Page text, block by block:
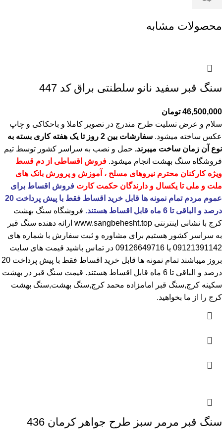
محصولات مشابه
سنگ قبر سفید نانو سلطنتی براق کد 447
46,500,000 تومان
سلام و عرض تسلیت طرح مندرج در تصویر کاملا و باحکاکی و چاپ
عکس ساخته میشود.
سفارشات بین 2 روز تا یک هفته کاری بسته به
نوع آن زمان ساخت میبرند. حمل و نصب به سراسر کشور توسط تیم
فروشگاه سنگ بهشت انجام میشود. فروش اقساطی از دم قسط
ویژه کارکنان محترم نیروهای مسلح ، آموزش و پرورش بانک های
ملت و ملی تا یکسال و دارندگان حکمت کارت فروش اقساط برای
عموم مردم تمام نمونه ها قابل خرید اقساط فقط با پیش پرداخت 20
درصد و الباقی تا 6 ماه قابل اقساط هستند.
فروشگاه سنگ بهشت
کرج با نشانی اینترنتی www.sangbehesht.top ارائه دهنده سنگ قبر
به سراسر کشور هستیم برای مشاوره و ثبت سفارش با شماره های
09121391142 یا 09126649716 در تماس باشید قیمت های سایت
بروز میباشند تمام نمونه ها قابل خرید اقساط فقط با پیش پرداخت 20
درصد و الباقی تا 6 ماه قابل اقساط هستند.
قیمت سنگ قبر در بهشت
سکینه کرج,سنگ قبر امامزاده محمد کرج,سنگ بهشت,سنگ بهشت
کرج را از ما بخواهید.
سنگ قبر مرمر سبز طرح جواهر کرمان 436